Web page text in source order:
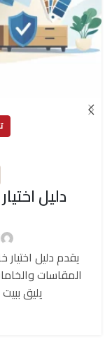
دليل
يقدم دليل
المقاسات
يليق